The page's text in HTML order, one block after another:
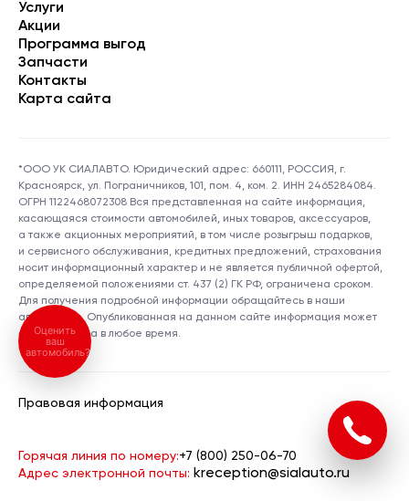
Услуги
Акции
Программа выгод
Запчасти
Контакты
Карта сайта
*ООО УК СИАЛАВТО. Юридический адрес: 660111, РОССИЯ, г.
Красноярск, ул. Пограничников, 101, пом. 4, ком. 2. ИНН 2465284084.
ОГРН 1122468072308 Вся представленная на сайте информация,
касающаяся стоимости автомобилей, иных товаров, аксессуаров,
а также акционных мероприятий, в том числе розыгрыш подарков,
и сервисного обслуживания, кредитных предложений, страхования
носит информационный характер и не является публичной офертой,
определяемой положениями ст. 437 (2) ГК РФ, ограничена сроком.
Для получения подробной информации обращайтесь в наши
автосалоны. Опубликованная на данном сайте информация может
быть изменена в любое время.
Правовая информация
Горячая линия по номеру:+7 (800) 250-06-70
Адрес электронной почты: kreception@sialauto.ru
Оценить
ваш
автомобиль?